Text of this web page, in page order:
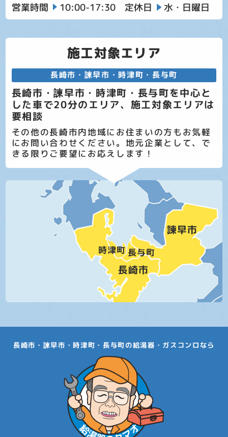
営業時間 10:00-17:30 定休日 水・日曜日
施工対象エリア
長崎市・諫早市・時津町・長与町
長崎市・諫早市・時津町・長与町を中心と
した車で20分のエリア、施工対象エリアは
要相談
その他の長崎市内地域にお住まいの方もお気軽
にお問い合わせください。地元企業として、で
きる限りご要望にお応えします！
長崎市・諫早市・時津町・長与町の給湯器・ガスコンロなら